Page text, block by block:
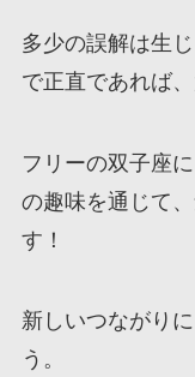
多少の誤解は生
で正直であれば
フリーの双子座
の趣味を通じて
す！
新しいつながり
う。